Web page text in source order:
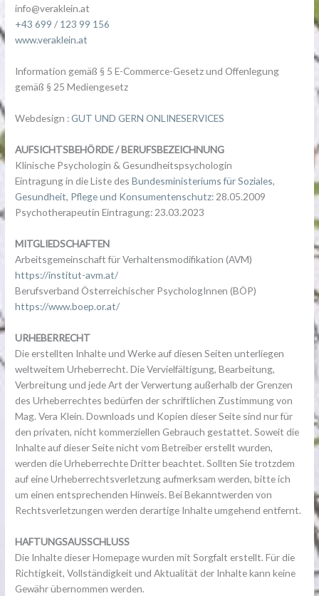
info@veraklein.at
+43 699 / 123 99 156
www.veraklein.at
Information gemäß § 5 E-Commerce-Gesetz und Offenlegung
gemäß § 25 Mediengesetz
Webdesign :GUT UND GERN ONLINESERVICES
AUFSICHTSBEHÖRDE / BERUFSBEZEICHNUNG
Klinische Psychologin & Gesundheitspsychologin
Eintragung in die Liste desBundesministeriums für Soziales,
Gesundheit, Pflege und Konsumentenschutz: 28.05.2009
Psychotherapeutin Eintragung: 23.03.2023
MITGLIEDSCHAFTEN
Arbeitsgemeinschaft für Verhaltensmodifikation (AVM)
https://institut-avm.at/
Berufsverband Österreichischer PsychologInnen (BÖP)
https://www.boep.or.at/
URHEBERRECHT
Die erstellten Inhalte und Werke auf diesen Seiten unterliegen
weltweitem Urheberrecht. Die Vervielfältigung, Bearbeitung,
Verbreitung und jede Art der Verwertung außerhalb der Grenzen
des Urheberrechtes bedürfen der schriftlichen Zustimmung von
Mag. Vera Klein. Downloads und Kopien dieser Seite sind nur für
den privaten, nicht kommerziellen Gebrauch gestattet. Soweit die
Inhalte auf dieser Seite nicht vom Betreiber erstellt wurden,
werden die Urheberrechte Dritter beachtet. Sollten Sie trotzdem
auf eine Urheberrechtsverletzung aufmerksam werden, bitte ich
um einen entsprechenden Hinweis. Bei Bekanntwerden von
Rechtsverletzungen werden derartige Inhalte umgehend entfernt.
HAFTUNGSAUSSCHLUSS
Die Inhalte dieser Homepage wurden mit Sorgfalt erstellt. Für die
Richtigkeit, Vollständigkeit und Aktualität der Inhalte kann keine
Gewähr übernommen werden.